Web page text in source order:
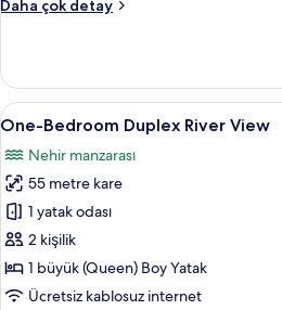
Daha çok detay
daha
fazla
detay
One-
Bedroom
Duplex
River
View
için
tüm
fotoğrafları
6
One-Bedroom Duplex River View
Nehir manzarası
55 metre kare
1 yatak odası
2 kişilik
1 büyük (Queen) Boy Yatak
Ücretsiz kablosuz internet